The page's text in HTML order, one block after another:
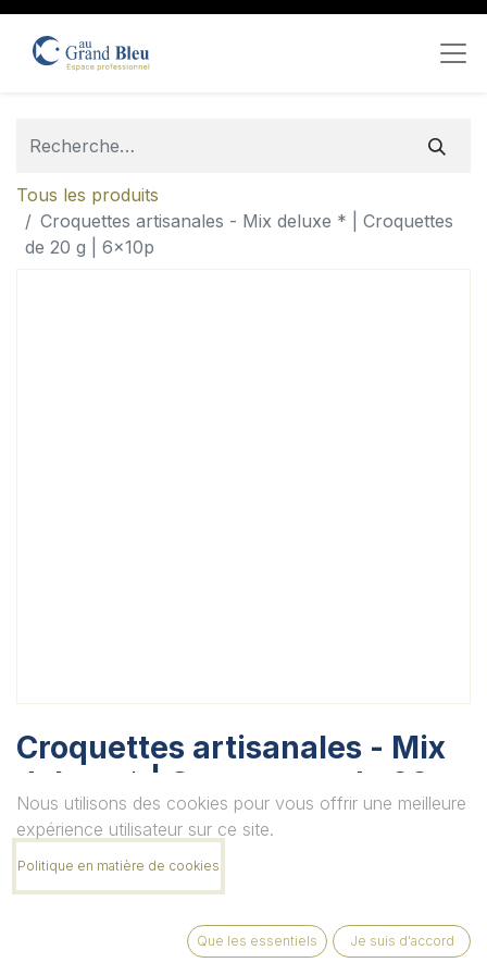
Tous les produits
Croquettes artisanales - Mix deluxe * | Croquettes
de 20 g | 6x10p
Croquettes artisanales - Mix
deluxe * | Croquettes de 20 g
| 6x10p
Unité
Nous utilisons des cookies pour vous offrir une meilleure
expérience utilisateur sur ce site.
Politique en matière de cookies
Que les essentiels Je suis d'accord